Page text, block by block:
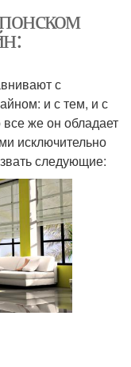
с
и с тем, и с
же он обладает
исключительно
следующие: